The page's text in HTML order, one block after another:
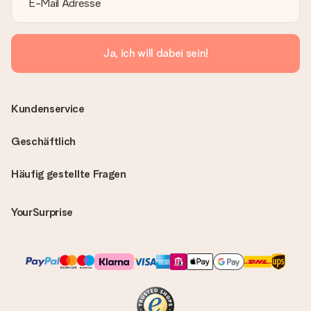
Ja, ich will dabei sein!
Häufig gestellte Fragen
YourSurprise
Kundenservice
Geschäftlich